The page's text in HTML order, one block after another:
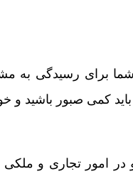
برای رسیدگی به
باید کمی صبور باشید
تجاری و ملکی